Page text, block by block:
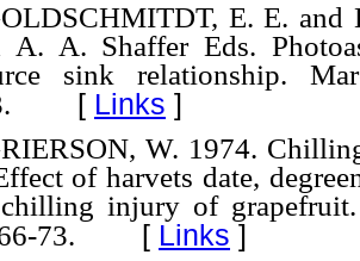
E. E.
A. A. Shaffer Eds.
sink relationship.
[ Links ]
W. 1974.
of harvets date,
injury of
73. [ Links ]